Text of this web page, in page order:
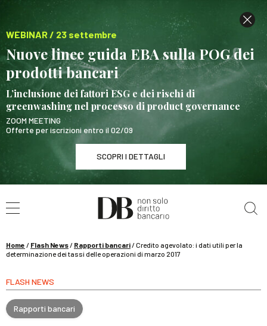
WEBINAR / 23 settembre
Nuove linee guida EBA sulla POG dei
prodotti bancari
L’inclusione dei fattori ESG e dei rischi di
greenwashing nel processo di product governance
ZOOM MEETING
Offerte per iscrizioni entro il 02/09
SCOPRI I DETTAGLI
WEBINAR / 23 settembre
Nuove linee guida EBA sulla POG dei prodotti
SCOPRI I DETTAGLI
Home / Flash News/ Rapporti bancari/Credito agevolato: i dati utili per la
determinazione dei tassi delle operazioni di marzo 2017
FLASH NEWS
Rapporti bancari